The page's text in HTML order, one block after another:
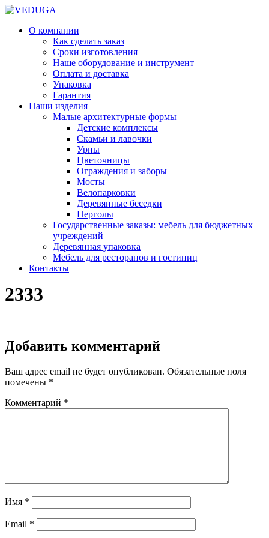
О компании
Как сделать заказ
Сроки изготовления
Наше оборудование и инструмент
Оплата и доставка
Упаковка
Гарантия
Наши изделия
Малые архитектурные формы
Детские комплексы
Скамьи и лавочки
Урны
Цветочницы
Ограждения и заборы
Мосты
Велопарковки
Деревянные беседки
Перголы
Государственные заказы: мебель для бюджетных
учреждений
Деревянная упаковка
Мебель для ресторанов и гостиниц
Контакты
2333
Добавить комментарий
Ваш адрес email не будет опубликован. Обязательные поля
помечены *
Комментарий *
Имя *
Email *